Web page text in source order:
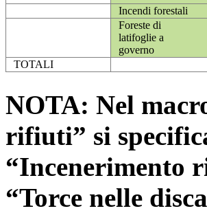
Incendi forestali
Foreste di
latifoglie a
governo
TOTALI
NOTA: Nel
rifiuti” si
“Incenerimento
“Torce nelle